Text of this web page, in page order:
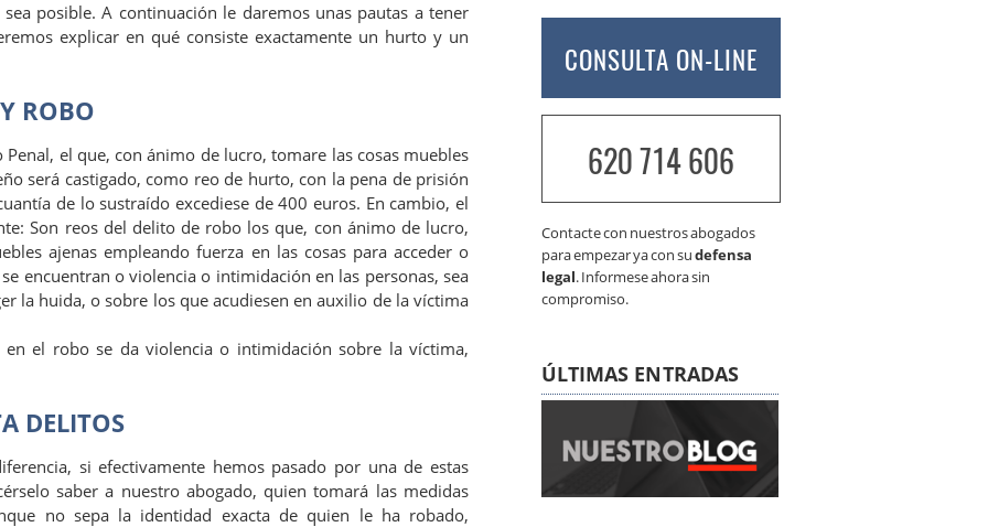
posible. A continuación le daremos unas pautas a tener
explicar en qué consiste exactamente un hurto y un
ROBO
el que, con ánimo de lucro, tomare las cosas muebles
será castigado, como reo de hurto, con la pena de prisión
de lo sustraído excediese de 400 euros. En cambio, el
Son reos del delito de robo los que, con ánimo de lucro,
ajenas empleando fuerza en las cosas para acceder o
encuentran o violencia o intimidación en las personas, sea
la huida, o sobre los que acudiesen en auxilio de la víctima
el robo se da violencia o intimidación sobre la víctima,
DELITOS
si efectivamente hemos pasado por una de estas
saber a nuestro abogado, quien tomará las medidas
no sepa la identidad exacta de quien le ha robado,
CONSULTA ON-LINE
620 714 606
Contacte con nuestros abogados
para empezar ya con sudefensa
legal. Informese ahora sin
compromiso.
ÚLTIMAS ENTRADAS